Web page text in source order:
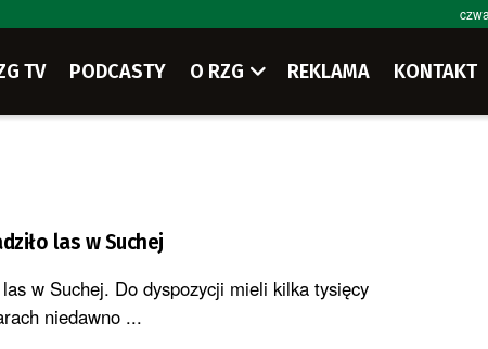
TV PODCASTY O RZG REKLAMA KONTAKT
las w Suchej
w Suchej. Do dyspozycji mieli kilka tysięcy
niedawno ...